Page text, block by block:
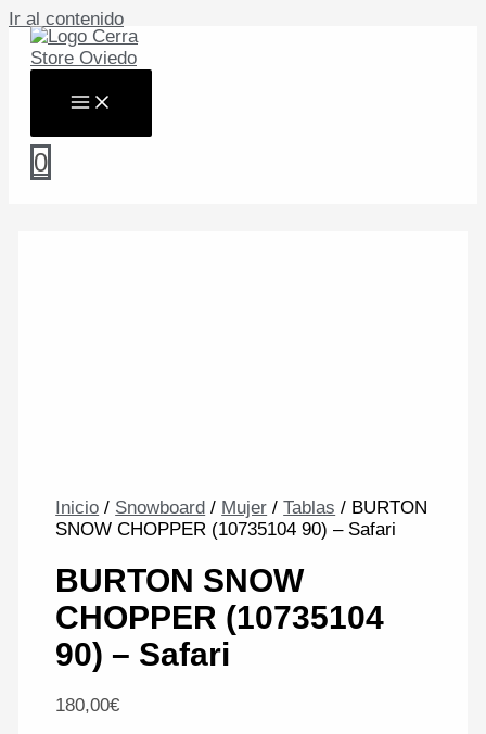
Ir al contenido
0
Inicio / Snowboard / Mujer /Tablas / BURTON
SNOW CHOPPER (10735104 90) – Safari
BURTON SNOW
CHOPPER (10735104
90) – Safari
180,00€